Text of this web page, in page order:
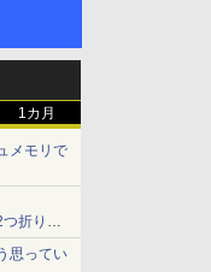
1カ月
メモリで
折りマ
ックと
思ってい